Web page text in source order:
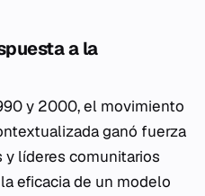
a la
y 2000, el movimiento
ganó fuerza
y líderes comunitarios
eficacia de un modelo